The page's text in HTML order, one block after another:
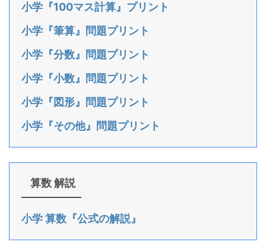
小学『100マス計算』プリント
小学『筆算』問題プリント
小学『分数』問題プリント
小学『小数』問題プリント
小学『図形』問題プリント
小学『その他』問題プリント
算数 解説
小学 算数『公式の解説』